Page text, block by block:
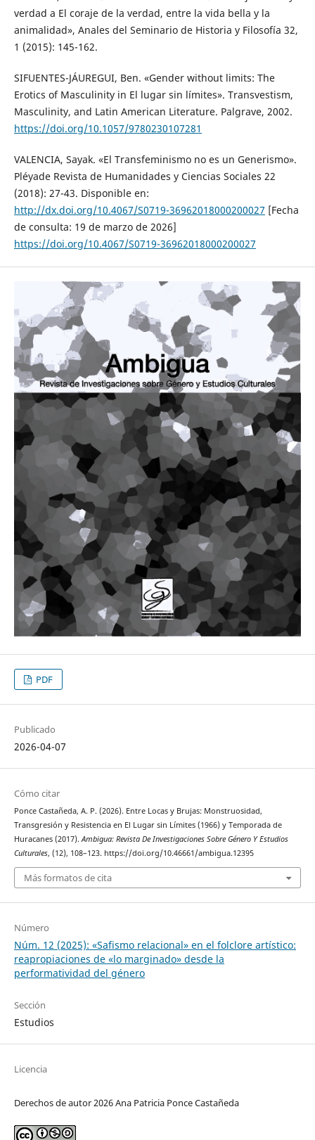
verdad a El coraje de la verdad, entre la vida bella y la
animalidad», Anales del Seminario de Historia y Filosofía 32,
1 (2015): 145-162.
SIFUENTES-JÁUREGUI, Ben. «Gender without limits: The
Erotics of Masculinity in El lugar sin límites». Transvestism,
Masculinity, and Latin American Literature. Palgrave, 2002.
https://doi.org/10.1057/9780230107281
VALENCIA, Sayak. «El Transfeminismo no es un Generismo».
Pléyade Revista de Humanidades y Ciencias Sociales 22
(2018): 27-43. Disponible en:
http://dx.doi.org/10.4067/S0719-36962018000200027 [Fecha
de consulta: 19 de marzo de 2026]
https://doi.org/10.4067/S0719-36962018000200027
PDF
Publicado
2026-04-07
Cómo citar
Ponce Castañeda, A. P. (2026). Entre Locas y Brujas: Monstruosidad,
Transgresión y Resistencia en El Lugar sin Límites (1966) y Temporada de
Huracanes (2017).Ambigua: Revista De Investigaciones Sobre Género Y Estudios
Culturales, (12), 108–123. https://doi.org/10.46661/ambigua.12395
Más formatos de cita
Número
Núm. 12 (2025): «Safismo relacional» en el folclore artístico:
reapropiaciones de «lo marginado» desde la
performatividad del género
Sección
Estudios
Licencia
Derechos de autor 2026 Ana Patricia Ponce Castañeda